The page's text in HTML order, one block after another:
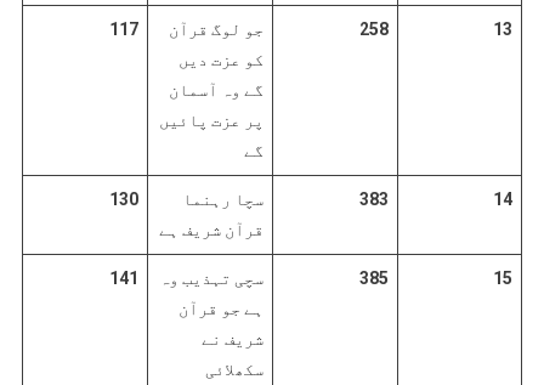
13
258
جو لوگ قرآن
کو عزت دیں
گے وہ آسمان
پر عزت پائیں
گے
117
14
383
سچا رہنما
قرآن شریف ہے
130
15
385
سچی تہذیب وہ
ہے جو قرآن
شریف نے
سکھلائی
141